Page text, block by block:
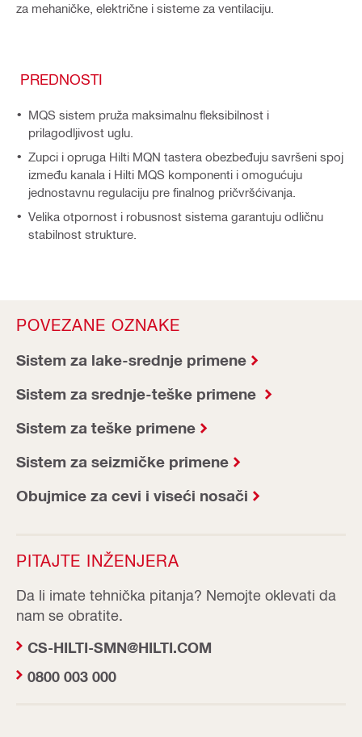
za mehaničke, električne i sisteme za ventilaciju.
PREDNOSTI
MQS sistem pruža maksimalnu fleksibilnost i
prilagodljivost uglu.
Zupci i opruga Hilti MQN tastera obezbeđuju savršeni spoj
između kanala i Hilti MQS komponenti i omogućuju
jednostavnu regulaciju pre finalnog pričvršćivanja.
Velika otpornost i robusnost sistema garantuju odličnu
stabilnost strukture.
POVEZANE OZNAKE
Sistem za lake-srednje primene
Sistem za srednje-teške primene
Sistem za teške primene
Sistem za seizmičke primene
Obujmice za cevi i viseći nosači
PITAJTE INŽENJERA
Da li imate tehnička pitanja? Nemojte oklevati da
nam se obratite.
CS-HILTI-SMN@HILTI.COM
0800 003 000